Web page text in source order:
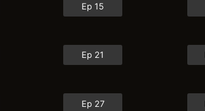
Ep 15
Ep 21
Ep 27